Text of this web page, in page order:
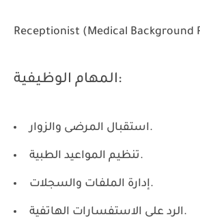
Receptionist (Medical Background
المهام الوظيفية:
استقبال المرضى والزوار.
تنظيم المواعيد الطبية.
إدارة الملفات والسجلات.
الرد على الاستفسارات الهاتفية.